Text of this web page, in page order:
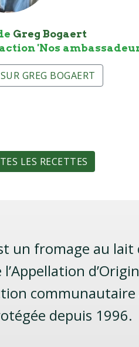
Greg Bogaert
'Nos
GREG BOGAERT
LES RECETTES
un fromage au lait
l’Appellation
communautaire
depuis 1996.